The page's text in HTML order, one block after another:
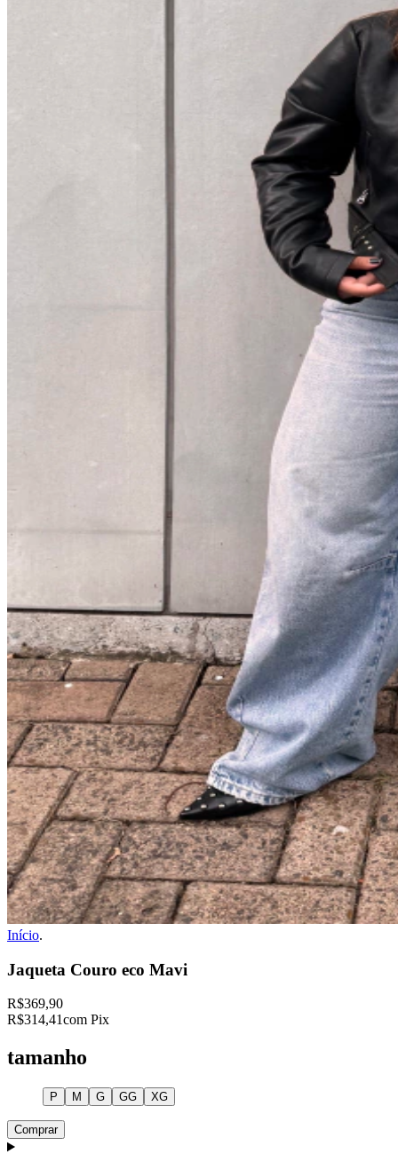
Início.
Jaqueta Couro eco Mavi
R$369,90
R$314,41com Pix
tamanho
P M G GG XG
Comprar